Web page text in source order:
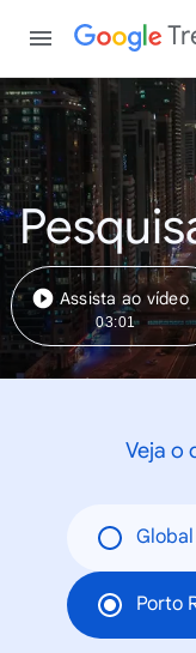
Assista ao vídeo
03:01
Veja o
Global
Porto